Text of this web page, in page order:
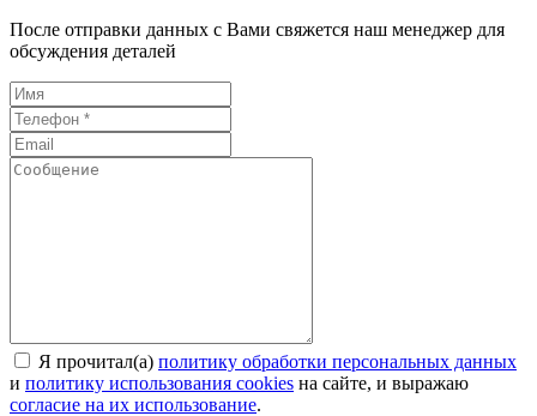
После отправки данных с Вами свяжется наш менеджер для
обсуждения деталей
Я прочитал(а) политику обработки персональных данных
и политику использования cookies на сайте, и выражаю
согласие на их использование.